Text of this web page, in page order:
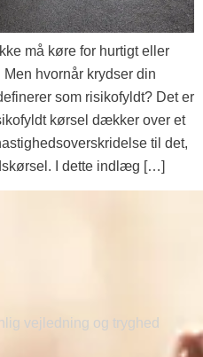
må køre for hurtigt eller
hvornår krydser din
som risikofyldt? Det er
kørsel dækker over et
til det,
I dette indlæg […]
vejledning og tryghed